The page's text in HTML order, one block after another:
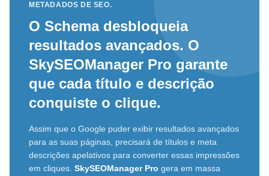
METADADOS DE SEO.
O Schema desbloqueia
resultados avançados. O
SkySEOManager Pro garante
que cada título e descrição
conquiste o clique.
Assim que o Google puder exibir resultados avançados
para as suas páginas, precisará de títulos e meta
descrições apelativos para converter essas impressões
em cliques. SkySEOManager Pro gera em massa